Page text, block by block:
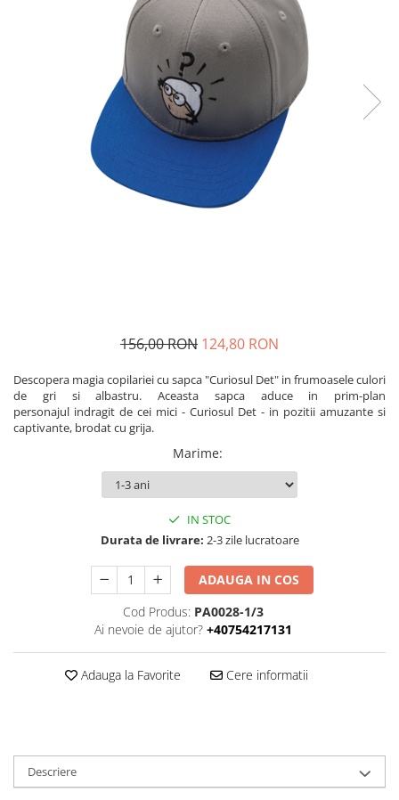
Produse pentru casa
Prosoape bucatarie
156,00 RON 124,80 RON
Descopera magia copilariei cu sapca "Curiosul Det" in frumoasele culori
de gri si albastru. Aceasta sapca aduce in prim-plan
personajul indragit de cei mici - Curiosul Det - in pozitii amuzante si
captivante, brodat cu grija.
Marime:
IN STOC
Durata de livrare: 2-3 zile lucratoare
ADAUGA IN COS
Cod Produs: PA0028-1/3
Ai nevoie de ajutor? +40754217131
Adauga la Favorite Cere informatii
Descriere